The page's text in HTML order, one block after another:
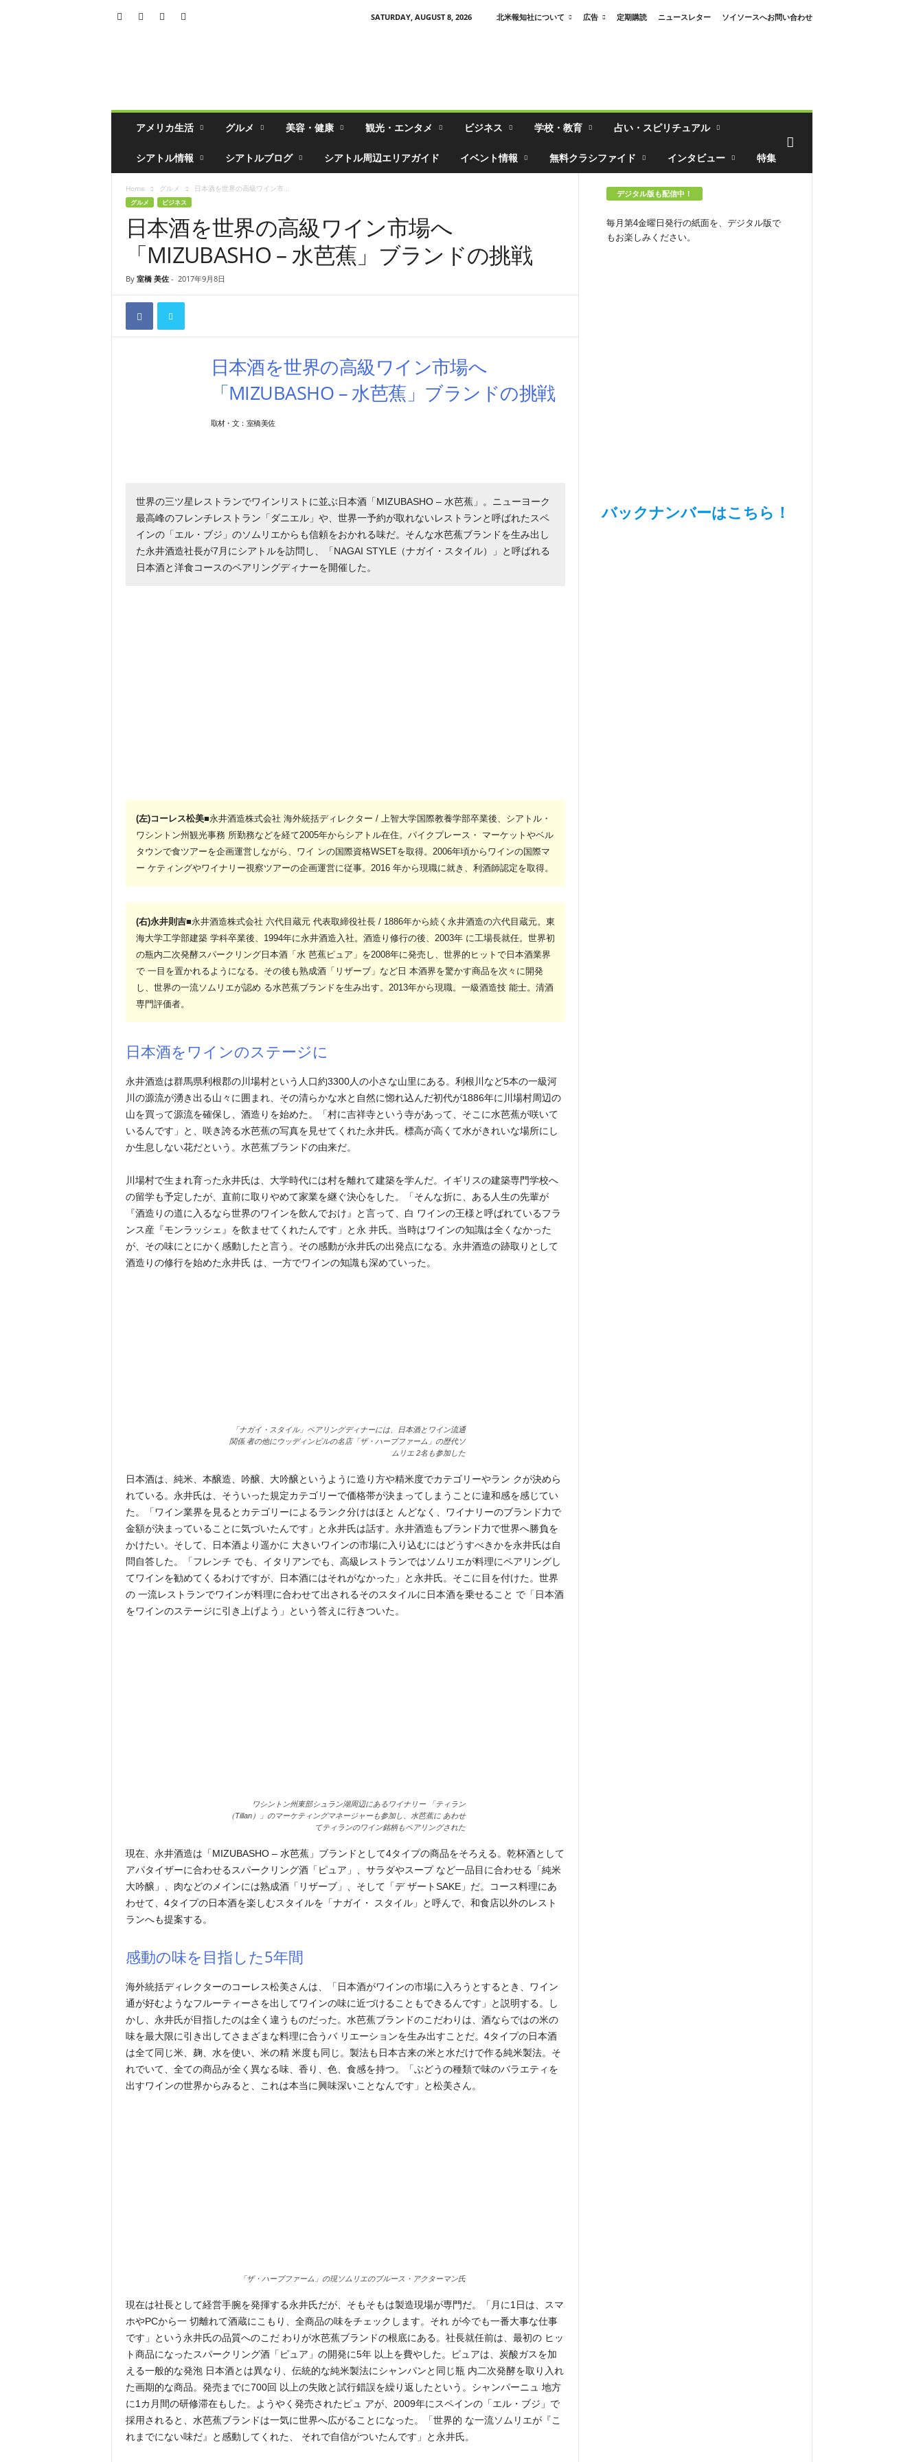
SATURDAY, AUGUST 8, 2026 北米報知社について 広告 定期購読 ニュースレター
ソイソースへお問い合わせ
アメリカ生活 グルメ 美容・健康 観光・エンタメ ビジネス 学校・教育 占い・スピリチュアル
シアトル情報 シアトルブログ シアトル周辺エリアガイド イベント情報 無料クラシファイド インタビュー 特集
Home グルメ 日本酒を世界の高級ワイン市...
グルメ ビジネス
日本酒を世界の高級ワイン市場へ
「MIZUBASHO – 水芭蕉」ブランドの挑戦
By 室橋 美佐- 2017年9月8日
日本酒を世界の高級ワイン市場へ
「MIZUBASHO – 水芭蕉」ブランドの挑戦
取材・文：室橋美佐
世界の三ツ星レストランでワインリストに並ぶ日本酒「MIZUBASHO – 水芭蕉」。ニューヨーク
最高峰のフレンチレストラン「ダニエル」や、世界一予約が取れないレストランと呼ばれたスペ
インの「エル・ブジ」のソムリエからも信頼をおかれる味だ。そんな水芭蕉ブランドを生み出し
た永井酒造社長が7月にシアトルを訪問し、「NAGAI STYLE（ナガイ・スタイル）」と呼ばれる
日本酒と洋食コースのペアリングディナーを開催した。
(左)コーレス松美■永井酒造株式会社 海外統括ディレクター / 上智大学国際教養学部卒業後、シアトル・
ワシントン州観光事務 所勤務などを経て2005年からシアトル在住。パイクプレース・ マーケットやベル
タウンで食ツアーを企画運営しながら、ワイ ンの国際資格WSETを取得。2006年頃からワインの国際マ
ー ケティングやワイナリー視察ツアーの企画運営に従事。2016 年から現職に就き、利酒師認定を取得。
(右)永井則吉■永井酒造株式会社 六代目蔵元 代表取締役社長 / 1886年から続く永井酒造の六代目蔵元。東
海大学工学部建築 学科卒業後、1994年に永井酒造入社。酒造り修行の後、2003年 に工場長就任。世界初
の瓶内二次発酵スパークリング日本酒「水 芭蕉ピュア」を2008年に発売し、世界的ヒットで日本酒業界
で 一目を置かれるようになる。その後も熟成酒「リザーブ」など日 本酒界を驚かす商品を次々に開発
し、世界の一流ソムリエが認め る水芭蕉ブランドを生み出す。2013年から現職。一級酒造技 能士。清酒
専門評価者。
日本酒をワインのステージに
永井酒造は群馬県利根郡の川場村という人口約3300人の小さな山里にある。利根川など5本の一級河
川の源流が湧き出る山々に囲まれ、その清らかな水と自然に惚れ込んだ初代が1886年に川場村周辺の
山を買って源流を確保し、酒造りを始めた。「村に吉祥寺という寺があって、そこに水芭蕉が咲いて
いるんです」と、咲き誇る水芭蕉の写真を見せてくれた永井氏。標高が高くて水がきれいな場所にし
か生息しない花だという。水芭蕉ブランドの由来だ。
川場村で生まれ育った永井氏は、大学時代には村を離れて建築を学んだ。イギリスの建築専門学校へ
の留学も予定したが、直前に取りやめて家業を継ぐ決心をした。「そんな折に、ある人生の先輩が
『酒造りの道に入るなら世界のワインを飲んでおけ』と言って、白 ワインの王様と呼ばれているフラ
ンス産『モンラッシェ』を飲ませてくれたんです」と永 井氏。当時はワインの知識は全くなかった
が、その味にとにかく感動したと言う。その感動が永井氏の出発点になる。永井酒造の跡取りとして
酒造りの修行を始めた永井氏 は、一方でワインの知識も深めていった。
「ナガイ・スタイル」ペアリングディナーには、日本酒とワイン流通
関係 者の他にウッディンビルの名店「ザ・ハーブファーム」の歴代ソ
ムリエ 2名も参加した
日本酒は、純米、本醸造、吟醸、大吟醸というように造り方や精米度でカテゴリーやラン クが決めら
れている。永井氏は、そういった規定カテゴリーで価格帯が決まってしまうことに違和感を感じてい
た。「ワイン業界を見るとカテゴリーによるランク分けはほと んどなく、ワイナリーのブランド力で
金額が決まっていることに気づいたんです」と永井氏は話す。永井酒造もブランド力で世界へ勝負を
かけたい。そして、日本酒より遥かに 大きいワインの市場に入り込むにはどうすべきかを永井氏は自
問自答した。「フレンチ でも、イタリアンでも、高級レストランではソムリエが料理にペアリングし
てワインを勧めてくるわけですが、日本酒にはそれがなかった」と永井氏。そこに目を付けた。世界
の 一流レストランでワインが料理に合わせて出されるそのスタイルに日本酒を乗せること で「日本酒
をワインのステージに引き上げよう」という答えに行きついた。
ワシントン州東部シュラン湖周辺にあるワイナリー 「ティラン
（Tillan）」のマーケティングマネージャーも参加し、水芭蕉に あわせ
てティランのワイン銘柄もペアリングされた
現在、永井酒造は「MIZUBASHO – 水芭蕉」ブランドとして4タイプの商品をそろえる。乾杯酒として
アパタイザーに合わせるスパークリング酒「ピュア」、サラダやスープ など一品目に合わせる「純米
大吟醸」、肉などのメインには熟成酒「リザーブ」、そして「デ ザートSAKE」だ。コース料理にあ
わせて、4タイプの日本酒を楽しむスタイルを「ナガイ・ スタイル」と呼んで、和食店以外のレスト
ランへも提案する。
感動の味を目指した5年間
海外統括ディレクターのコーレス松美さんは、「日本酒がワインの市場に入ろうとするとき、ワイン
通が好むようなフルーティーさを出してワインの味に近づけることもできるんです」と説明する。し
かし、永井氏が目指したのは全く違うものだった。水芭蕉ブランドのこだわりは、酒ならではの米の
味を最大限に引き出してさまざまな料理に合うバ リエーションを生み出すことだ。4タイプの日本酒
は全て同じ米、麹、水を使い、米の精 米度も同じ。製法も日本古来の米と水だけで作る純米製法。そ
れでいて、全ての商品が全く異なる味、香り、色、食感を持つ。「ぶどうの種類で味のバラエティを
出すワインの世界からみると、これは本当に興味深いことなんです」と松美さん。
「ザ・ハーブファーム」の現ソムリエのブルース・アクターマン氏
現在は社長として経営手腕を発揮する永井氏だが、そもそもは製造現場が専門だ。「月に1日は、スマ
ホやPCから一 切離れて酒蔵にこもり、全商品の味をチェックします。それ が今でも一番大事な仕事
です」という永井氏の品質へのこだ わりが水芭蕉ブランドの根底にある。社長就任前は、最初の ヒッ
ト商品になったスパークリング酒「ピュア」の開発に5年 以上を費やした。ピュアは、炭酸ガスを加
える一般的な発泡 日本酒とは異なり、伝統的な純米製法にシャンパンと同じ瓶 内二次発酵を取り入れ
た画期的な商品。発売までに700回 以上の失敗と試行錯誤を繰り返したという。シャンパーニュ 地方
に1カ月間の研修滞在もした。ようやく発売されたピュ アが、2009年にスペインの「エル・ブジ」で
採用されると、水芭蕉ブランドは一気に世界へ広がることになった。「世界的 な一流ソムリエが『こ
れまでにない味だ』と感動してくれた、 それで自信がついたんです」と永井氏。
デジタル版も配信中！
毎月第4金曜日発行の紙面を、デジタル版で
もお楽しみください。
バックナンバーはこちら！